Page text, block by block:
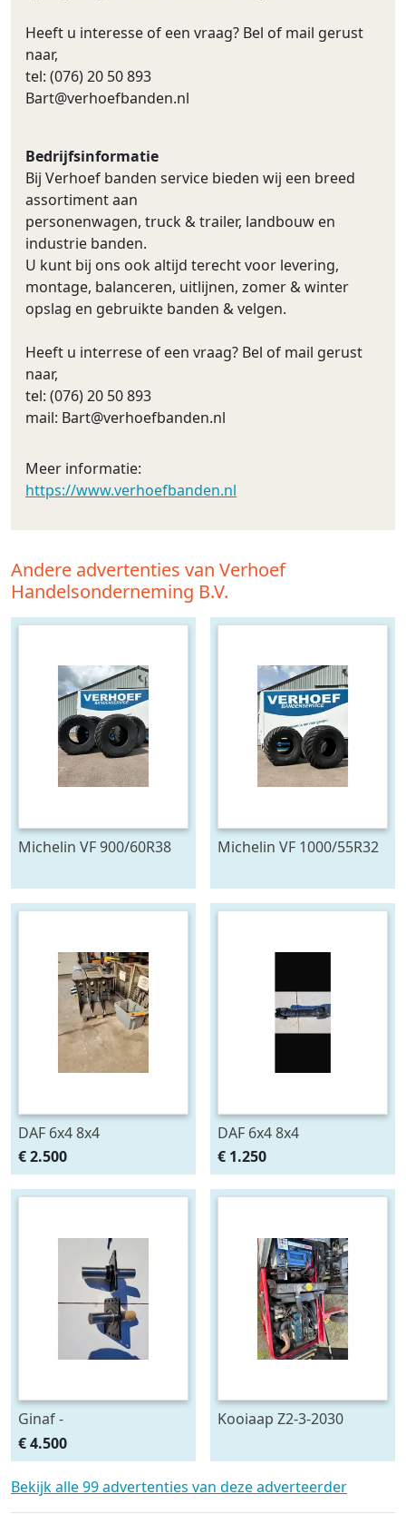
Heeft u interesse of een vraag? Bel of mail gerust
naar,
tel: (076) 20 50 893
Bart@verhoefbanden.nl
Bedrijfsinformatie
Bij Verhoef banden service bieden wij een breed
assortiment aan
personenwagen, truck & trailer, landbouw en
industrie banden.
U kunt bij ons ook altijd terecht voor levering,
montage, balanceren, uitlijnen, zomer & winter
opslag en gebruikte banden & velgen.
Heeft u interrese of een vraag? Bel of mail gerust
naar,
tel: (076) 20 50 893
mail: Bart@verhoefbanden.nl
Meer informatie:
https://www.verhoefbanden.nl
Andere advertenties van Verhoef
Handelsonderneming B.V.
Michelin VF 900/60R38
Michelin VF 1000/55R32
DAF 6x4 8x4
€ 2.500
DAF 6x4 8x4
€ 1.250
Ginaf -
€ 4.500
Kooiaap Z2-3-2030
Bekijk alle 99 advertenties van deze adverteerder